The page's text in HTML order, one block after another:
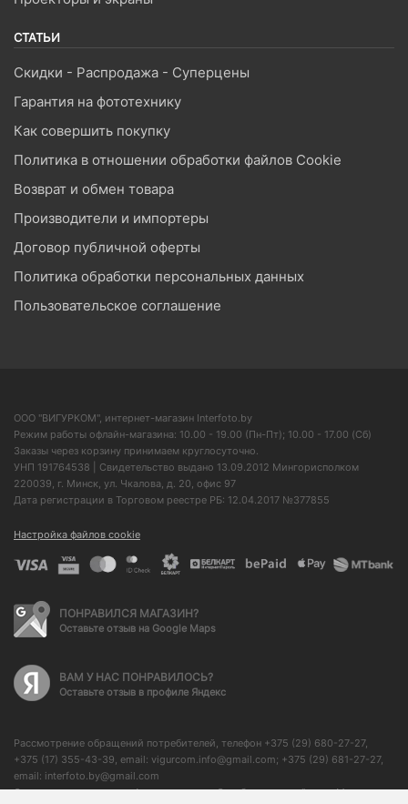
СТАТЬИ
Скидки - Распродажа - Суперцены
Гарантия на фототехнику
Как совершить покупку
Политика в отношении обработки файлов Cookie
Возврат и обмен товара
Производители и импортеры
Договор публичной оферты
Политика обработки персональных данных
Пользовательское соглашение
ООО "ВИГУРКОМ", интернет-магазин Interfoto.by
Режим работы офлайн-магазина: 10.00 - 19.00 (Пн-Пт); 10.00 - 17.00 (Сб)
Заказы через корзину принимаем круглосуточно.
УНП 191764538 | Свидетельство выдано 13.09.2012 Мингорисполком
220039, г. Минск, ул. Чкалова, д. 20, офис 97
Дата регистрации в Торговом реестре РБ: 12.04.2017 №377855
Настройка файлов cookie
ПОНРАВИЛСЯ МАГАЗИН?
Оставьте отзыв на Google Maps
ВАМ У НАС ПОНРАВИЛОСЬ?
Оставьте отзыв в профиле Яндекс
Рассмотрение обращений потребителей, телефон +375 (29) 680-27-27,
+375 (17) 355-43-39, email: vigurcom.info@gmail.com; +375 (29) 681-27-27,
email: interfoto.by@gmail.com
Отдел торговли и услуг Администрации Октябрьского района г. Минска: +